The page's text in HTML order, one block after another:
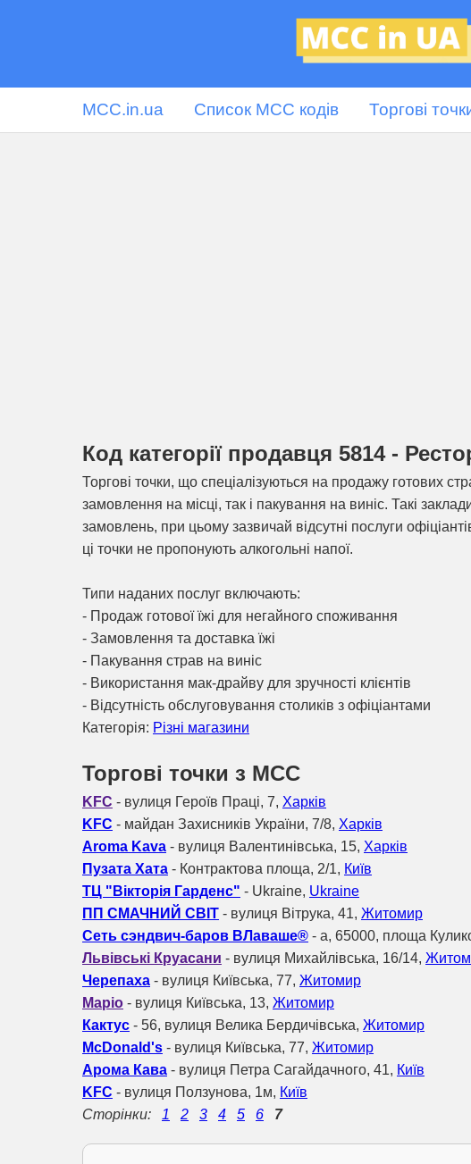
MCC.in.ua Список MCC кодів Торгові
Код категорії продавця 5814 -
Торгові точки, що спеціалізуються на продажу готових
замовлення на місці, так і пакування на виніс. Такі
замовлень, при цьому зазвичай відсутні послуги
ці точки не пропонують алкогольні напої.
Типи наданих послуг включають:
- Продаж готової їжі для негайного споживання
- Замовлення та доставка їжі
- Пакування страв на виніс
- Використання мак-драйву для зручності клієнтів
- Відсутність обслуговування столиків з офіціантами
Категорія: Різні магазини
Торгові точки з МСС
KFC - вулиця Героїв Праці, 7, Харків
KFC - майдан Захисників України, 7/8, Харків
Aroma Kava - вулиця Валентинівська, 15, Харків
Пузата Хата - Контрактова площа, 2/1, Київ
ТЦ "Вікторія Гарденс" - Ukraine, Ukraine
ПП СМАЧНИЙ СВІТ - вулиця Вітрука, 41, Житомир
Сеть сэндвич-баров ВЛаваше® - а, 65000, площа
Львівські Круасани - вулиця Михайлівська, 16/14,
Черепаха - вулиця Київська, 77, Житомир
Маріо - вулиця Київська, 13, Житомир
Кактус - 56, вулиця Велика Бердичівська, Житомир
McDonald's - вулиця Київська, 77, Житомир
Арома Кава - вулиця Петра Сагайдачного, 41, Київ
KFC - вулиця Ползунова, 1м, Київ
Сторінки: 1 2 3 4 5 6 7